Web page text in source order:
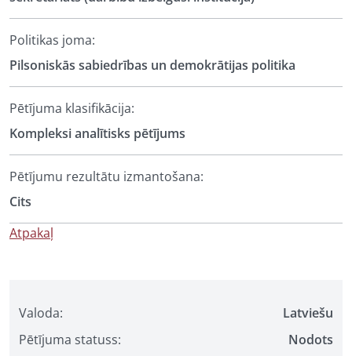
Valoda:
Latviešu
Pētījuma statuss:
Nodots
Politikas joma:
Pilsoniskās sabiedrības un demokrātijas politika
Pētījuma klasifikācija:
Kompleksi analītisks pētījums
Pētījumu rezultātu izmantošana:
Cits
Atpakaļ